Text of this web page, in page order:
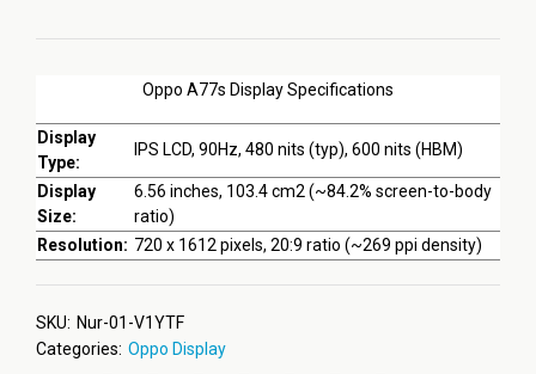
Oppo A77s Display Specifications
Display
Type:
IPS LCD, 90Hz, 480 nits (typ), 600 nits (HBM)
Display
Size:
6.56 inches, 103.4 cm2 (~84.2% screen-to-body
ratio)
Resolution: 720 x 1612 pixels, 20:9 ratio (~269 ppi density)
SKU: Nur-01-V1YTF
Categories: Oppo Display